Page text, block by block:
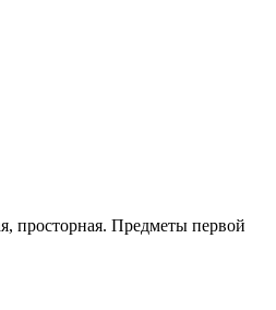
просторная. Предметы первой